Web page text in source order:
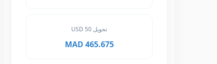
465.675 MAD